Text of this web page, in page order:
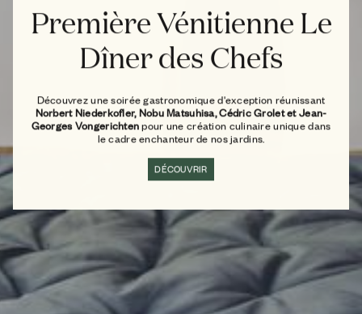
Première Vénitienne Le
Dîner des Chefs
Découvrez une soirée gastronomique d'exception réunissant
Norbert Niederkofler, Nobu Matsuhisa, Cédric Grolet et Jean-
Georges Vongerichtenpour une création culinaire unique dans
le cadre enchanteur de nos jardins.
DÉCOUVRIR